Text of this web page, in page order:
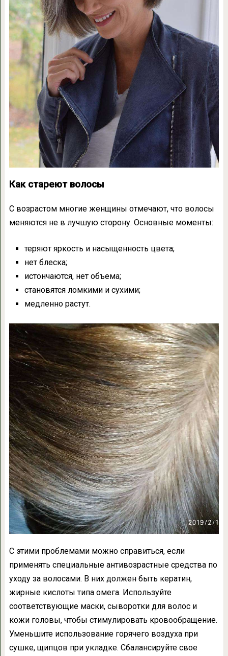
Как стареют волосы
С возрастом многие женщины отмечают, что волосы
меняются не в лучшую сторону. Основные моменты:
теряют яркость и насыщенность цвета;
нет блеска;
истончаются, нет объема;
становятся ломкими и сухими;
медленно растут.
С этими проблемами можно справиться, если
применять специальные антивозрастные средства по
уходу за волосами. В них должен быть кератин,
жирные кислоты типа омега. Используйте
соответствующие маски, сыворотки для волос и
кожи головы, чтобы стимулировать кровообращение.
Уменьшите использование горячего воздуха при
сушке, щипцов при укладке. Сбалансируйте свое